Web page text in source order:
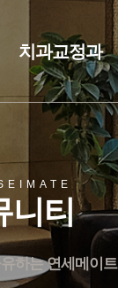
치과교정과
니티
하는 연세메이트